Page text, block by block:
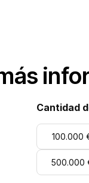
Cantidad
100.000
500.000